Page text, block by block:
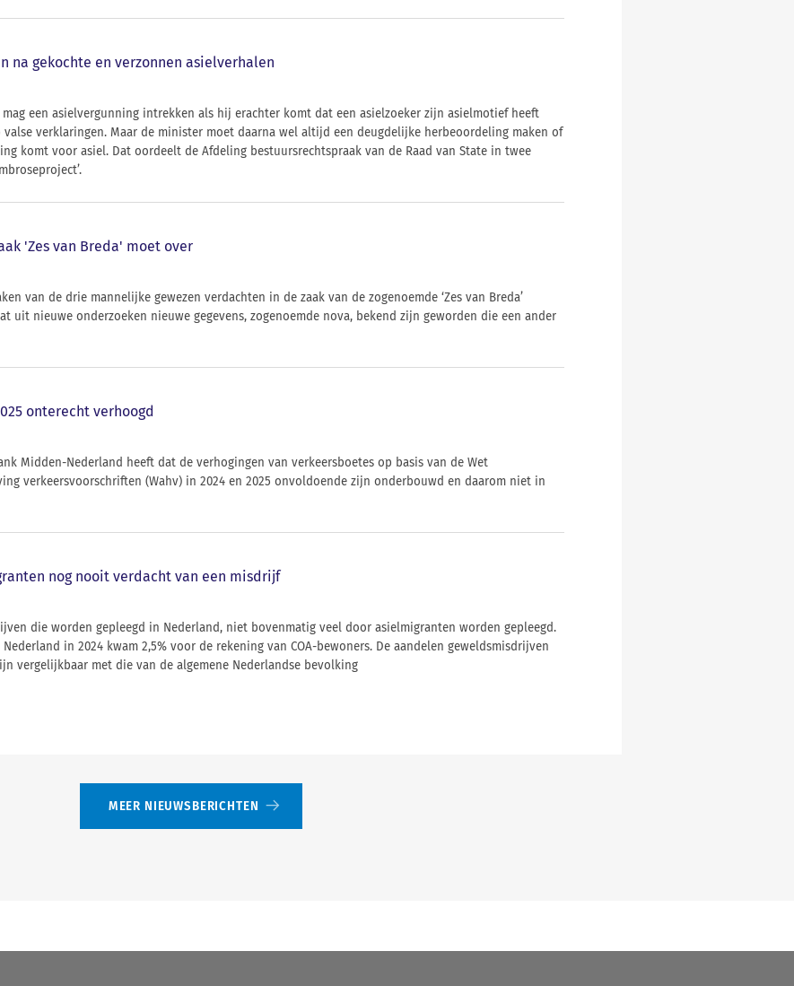
na gekochte en verzonnen asielverhalen
een asielvergunning intrekken als hij erachter komt dat een asielzoeker zijn asielmotief heeft
valse verklaringen. Maar de minister moet daarna wel altijd een deugdelijke herbeoordeling maken of
komt voor asiel. Dat oordeelt de Afdeling bestuursrechtspraak van de Raad van State in twee
'Zes van Breda' moet over
van de drie mannelijke gewezen verdachten in de zaak van de zogenoemde ‘Zes van Breda’
uit nieuwe onderzoeken nieuwe gegevens, zogenoemde nova, bekend zijn geworden die een ander
onterecht verhoogd
Midden-Nederland heeft dat de verhogingen van verkeersboetes op basis van de Wet
verkeersvoorschriften (Wahv) in 2024 en 2025 onvoldoende zijn onderbouwd en daarom niet in
nog nooit verdacht van een misdrijf
die worden gepleegd in Nederland, niet bovenmatig veel door asielmigranten worden gepleegd.
in 2024 kwam 2,5% voor de rekening van COA-bewoners. De aandelen geweldsmisdrijven
vergelijkbaar met die van de algemene Nederlandse bevolking
MEER NIEUWSBERICHTEN